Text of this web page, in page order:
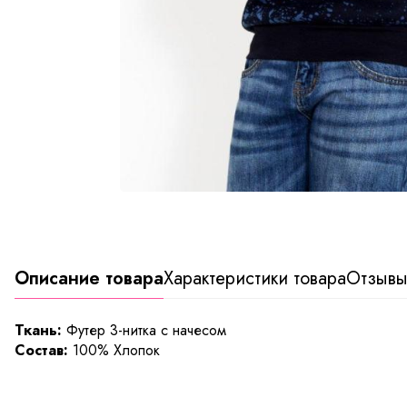
Описание товараХарактеристики товараОтзывы
Ткань: Футер 3-нитка с начесом
Состав: 100% Хлопок